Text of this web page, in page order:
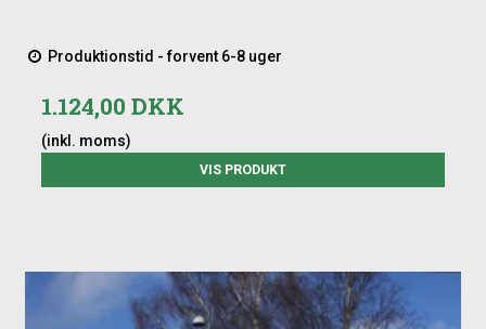
Produktionstid - forvent 6-8 uger
1.124,00 DKK
(inkl. moms)
VIS PRODUKT